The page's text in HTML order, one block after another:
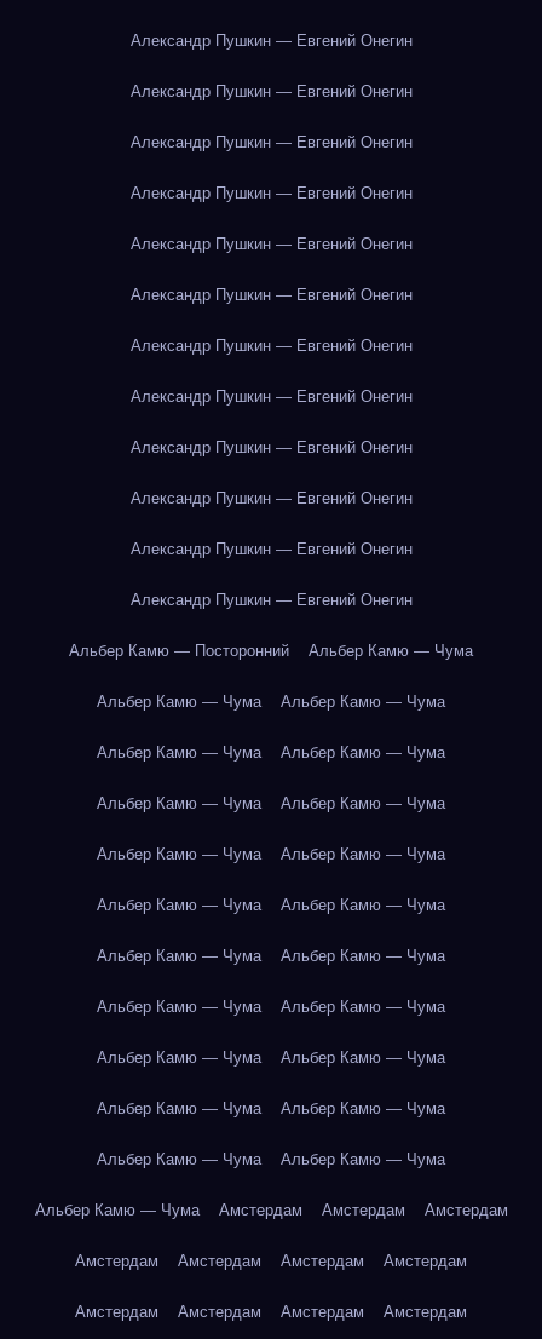
Александр Пушкин — Евгений Онегин
Александр Пушкин — Евгений Онегин
Александр Пушкин — Евгений Онегин
Александр Пушкин — Евгений Онегин
Александр Пушкин — Евгений Онегин
Александр Пушкин — Евгений Онегин
Александр Пушкин — Евгений Онегин
Александр Пушкин — Евгений Онегин
Александр Пушкин — Евгений Онегин
Александр Пушкин — Евгений Онегин
Александр Пушкин — Евгений Онегин
Александр Пушкин — Евгений Онегин
Альбер Камю — Посторонний Альбер Камю — Чума
Альбер Камю — Чума Альбер Камю — Чума
Альбер Камю — Чума Альбер Камю — Чума
Альбер Камю — Чума Альбер Камю — Чума
Альбер Камю — Чума Альбер Камю — Чума
Альбер Камю — Чума Альбер Камю — Чума
Альбер Камю — Чума Альбер Камю — Чума
Альбер Камю — Чума Альбер Камю — Чума
Альбер Камю — Чума Альбер Камю — Чума
Альбер Камю — Чума Альбер Камю — Чума
Альбер Камю — Чума Альбер Камю — Чума
Альбер Камю — Чума Амстердам Амстердам Амстердам
Амстердам Амстердам Амстердам Амстердам
Амстердам Амстердам Амстердам Амстердам